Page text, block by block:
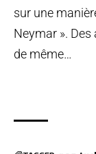
sur une
Neymar ».
de même…